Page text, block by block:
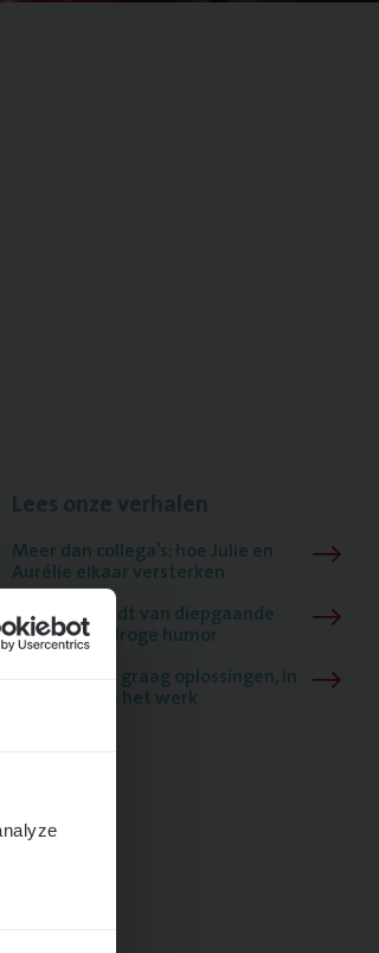
Meer dan collega’s: hoe Julie en
Aurélie elkaar versterken
Mathias houdt van diepgaande
dossiers én droge humor
Thalia zoekt graag oplossingen, in
games én op het werk